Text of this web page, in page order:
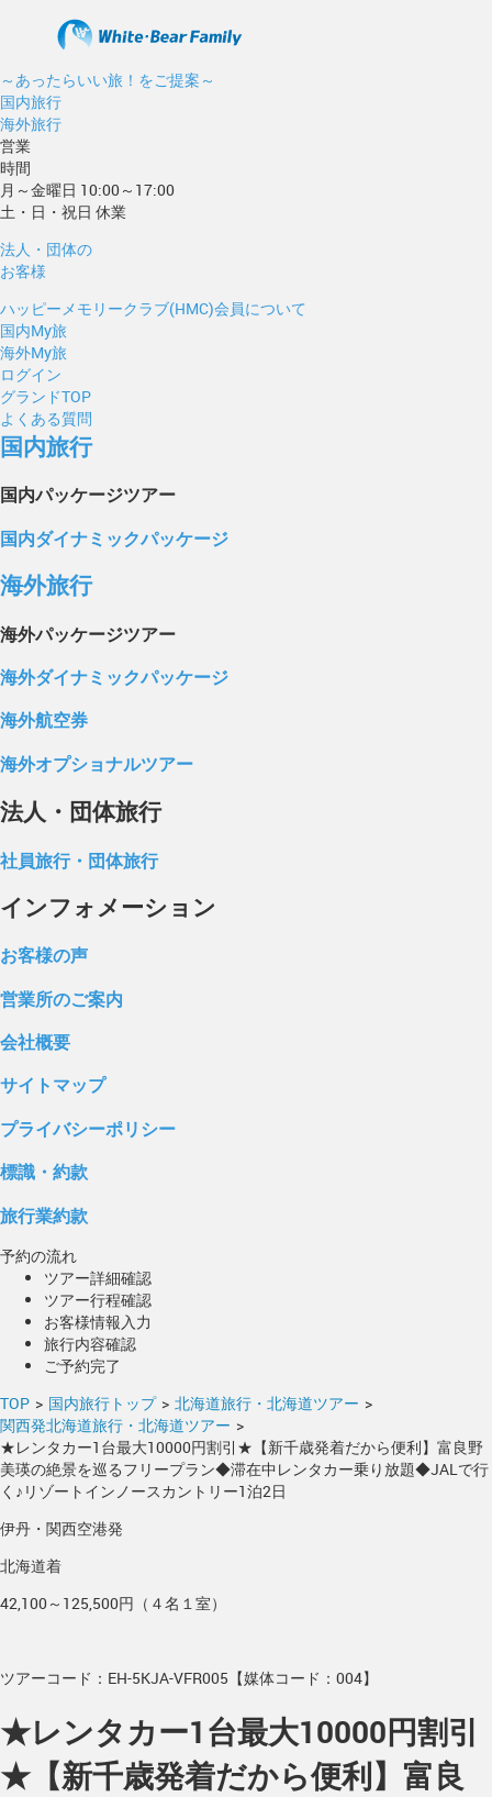
～あったらいい旅！をご提案～
国内旅行
海外旅行
営業
時間
月～金曜日 10:00～17:00
土・日・祝日 休業
法人・団体の
お客様
ハッピーメモリークラブ(HMC)会員について
国内My旅
海外My旅
ログイン
グランドTOP
よくある質問
国内旅行
国内パッケージツアー
国内ダイナミックパッケージ
海外旅行
海外パッケージツアー
海外ダイナミックパッケージ
海外航空券
海外オプショナルツアー
法人・団体旅行
社員旅行・団体旅行
インフォメーション
お客様の声
営業所のご案内
会社概要
サイトマップ
プライバシーポリシー
標識・約款
旅行業約款
予約の流れ
ツアー詳細確認
ツアー行程確認
お客様情報入力
旅行内容確認
ご予約完了
TOP > 国内旅行トップ > 北海道旅行・北海道ツアー >
関西発北海道旅行・北海道ツアー >
★レンタカー1台最大10000円割引★【新千歳発着だから便利】富良野
美瑛の絶景を巡るフリープラン◆滞在中レンタカー乗り放題◆JALで行
く♪リゾートインノースカントリー1泊2日
伊丹・関西空港発
北海道着
42,100～125,500円（４名１室）
ツアーコード：EH-5KJA-VFR005【媒体コード：004】
★レンタカー1台最大10000円割引
★【新千歳発着だから便利】富良